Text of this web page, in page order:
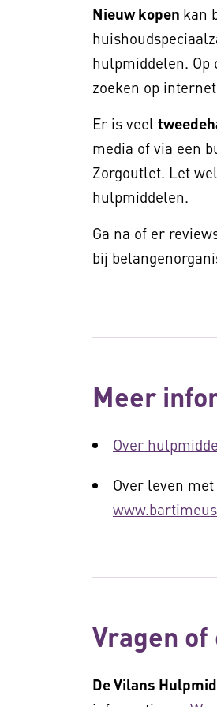
Nieuw kopen kan
hulpmiddelen. Op
zoeken op
Er is veel
media of via een
Zorgoutlet. Let
hulpmiddelen.
Ga na of er
bij
Meer
Over
Over leven
Vragen
De Vilans